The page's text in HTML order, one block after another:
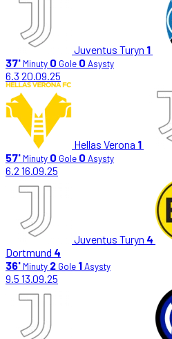
Juventus Turyn 1
37' Minuty 0 Gole 0 Asysty
6.3 20.09.25
Hellas Verona 1
57' Minuty 0 Gole 0 Asysty
6.2 16.09.25
Juventus Turyn 4
Dortmund 4
36' Minuty 2 Gole 1Asysty
9.5 13.09.25